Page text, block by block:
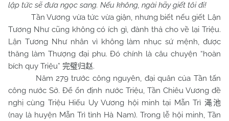
lập tức sẽ đưa ngọc sang. Nếu không, ngài hãy giết tôi đi!
Tần Vương vừa tức vừa giận, nhưng biết nếu giết Lận
Tương Như cũng không có ích gì, đành thả cho về lại Triệu.
Lận Tương Như nhân vì không làm nhục sứ mệnh, được
thăng làm Thượng đại phu. Đó chính là câu chuyện “hoàn
bích quy Triệu” 完璧归赵.
Năm 279 trước công nguyên, đại quân của Tần tấn
công nước Sở. Để ổn định nước Triệu, Tần Chiêu Vương đề
nghị cùng Triệu Hiếu Uy Vương hội minh tại Mẫn Trì 渑池
(nay là huyện Mẫn Trì tỉnh Hà Nam). Trong lễ hội minh, Tần